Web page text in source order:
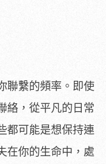
聯繫的頻率。即使
絡，從平凡的日常
都可能是想保持連
在你的生命中，處